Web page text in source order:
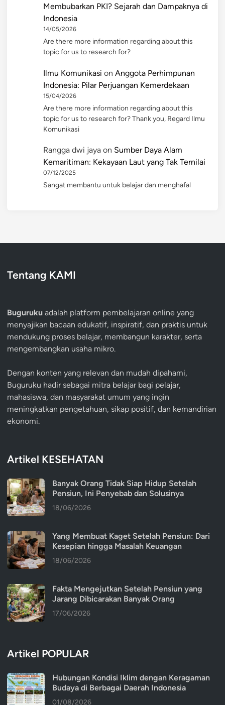
Membubarkan PKI? Sejarah dan Dampaknya di
Indonesia
14/05/2026
Are there more information regarding about this
topic for us to research for?
Ilmu Komunikasi on Anggota Perhimpunan
Indonesia: Pilar Perjuangan Kemerdekaan
15/04/2026
Are there more information regarding about this
topic for us to research for? Thank you, Regard Ilmu
Komunikasi
Rangga dwi jaya on Sumber Daya Alam
Kemaritiman: Kekayaan Laut yang Tak Ternilai
07/12/2025
Sangat membantu untuk belajar dan menghafal
Tentang KAMI
Buguruku adalah platform pembelajaran online yang
menyajikan bacaan edukatif, inspiratif, dan praktis untuk
mendukung proses belajar, membangun karakter, serta
mengembangkan usaha mikro.
Dengan konten yang relevan dan mudah dipahami,
Buguruku hadir sebagai mitra belajar bagi pelajar,
mahasiswa, dan masyarakat umum yang ingin
meningkatkan pengetahuan, sikap positif, dan kemandirian
ekonomi.
Artikel KESEHATAN
Banyak Orang Tidak Siap Hidup Setelah
Pensiun, Ini Penyebab dan Solusinya
18/06/2026
Yang Membuat Kaget Setelah Pensiun: Dari
Kesepian hingga Masalah Keuangan
18/06/2026
Fakta Mengejutkan Setelah Pensiun yang
Jarang Dibicarakan Banyak Orang
17/06/2026
Artikel POPULAR
Hubungan Kondisi Iklim dengan Keragaman
Budaya di Berbagai Daerah Indonesia
01/08/2026